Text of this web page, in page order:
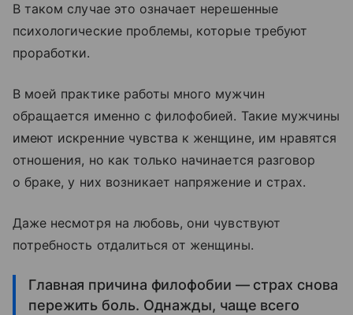
В таком случае это означает нерешенные
психологические проблемы, которые требуют
проработки.
В моей практике работы много мужчин
обращается именно с филофобией. Такие мужчины
имеют искренние чувства к женщине, им нравятся
отношения, но как только начинается разговор
о браке, у них возникает напряжение и страх.
Даже несмотря на любовь, они чувствуют
потребность отдалиться от женщины.
Главная причина филофобии — страх снова
пережить боль. Однажды, чаще всего